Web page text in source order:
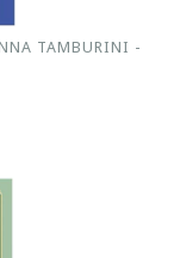
TAMBURINI -